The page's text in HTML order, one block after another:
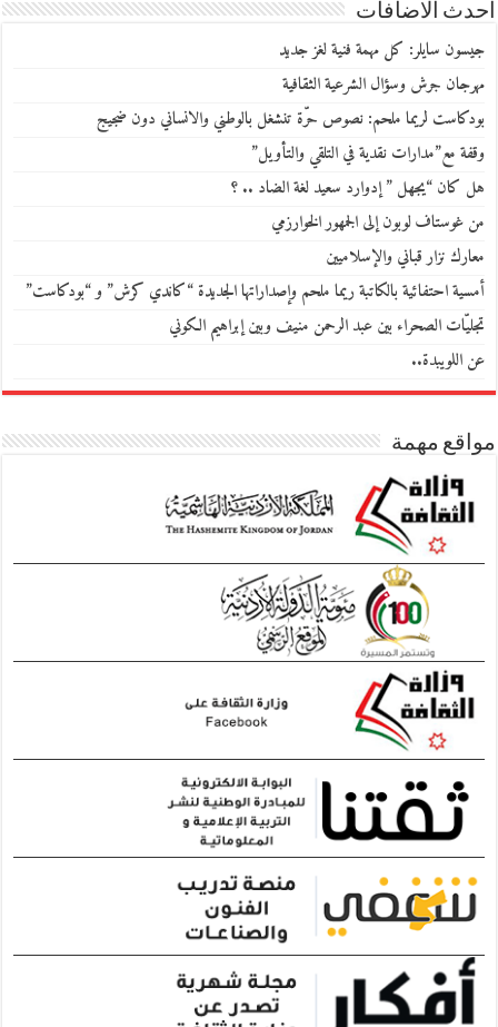
احدث الاضافات
جيسون سايلر: كل مهمة فنية لغز جديد
مهرجان جرش وسؤال الشرعية الثقافية
بودكاست لريما ملحم: نصوص حرّة تنشغل بالوطني والانساني دون ضجيج
وقفة مع”مدارات نقدية في التلقي والتأويل”
هل كان “يجهل ” إدوارد سعيد لغة الضاد .. ؟
من غوستاف لوبون إلى الجمهور الخوارزمي
معارك نزار قباني والإسلاميين
أمسية احتفائية بالكاتبة ريما ملحم وإصداراتها الجديدة “كاندي كرش” و “بودكاست”
تجليّات الصحراء بين عبد الرحمن منيف وبين إبراهيم الكوني
عن اللويبدة..
مواقع مهمة